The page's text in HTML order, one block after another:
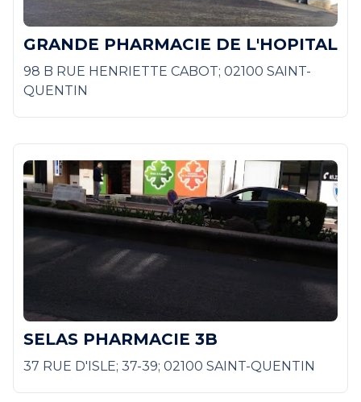
GRANDE PHARMACIE DE L'HOPITAL
98 B RUE HENRIETTE CABOT; 02100 SAINT-
QUENTIN
SELAS PHARMACIE 3B
37 RUE D'ISLE; 37-39; 02100 SAINT-QUENTIN